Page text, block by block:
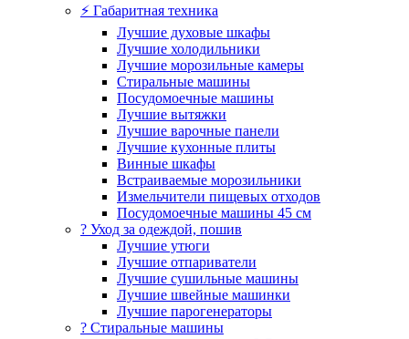
⚡ Габаритная техника
Лучшие духовые шкафы
Лучшие холодильники
Лучшие морозильные камеры
Стиральные машины
Посудомоечные машины
Лучшие вытяжки
Лучшие варочные панели
Лучшие кухонные плиты
Винные шкафы
Встраиваемые морозильники
Измельчители пищевых отходов
Посудомоечные машины 45 см
? Уход за одеждой, пошив
Лучшие утюги
Лучшие отпариватели
Лучшие сушильные машины
Лучшие швейные машинки
Лучшие парогенераторы
? Стиральные машины